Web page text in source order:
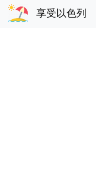
享受以色列